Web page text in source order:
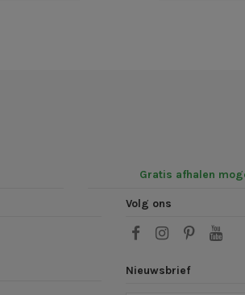
Gratis afhalen
Volg ons
Nieuwsbrief